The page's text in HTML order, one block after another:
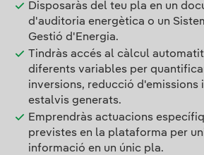
Disposaràs del teu pla en un
d'auditoria energètica o un
Gestió d'Energia.
Tindràs accés al càlcul
diferents variables per
inversions, reducció d'emissions i
estalvis generats.
Emprendràs actuacions
previstes en la plataforma per
informació en un únic pla.